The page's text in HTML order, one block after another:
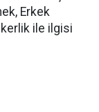
Erkek
ile ilgisi